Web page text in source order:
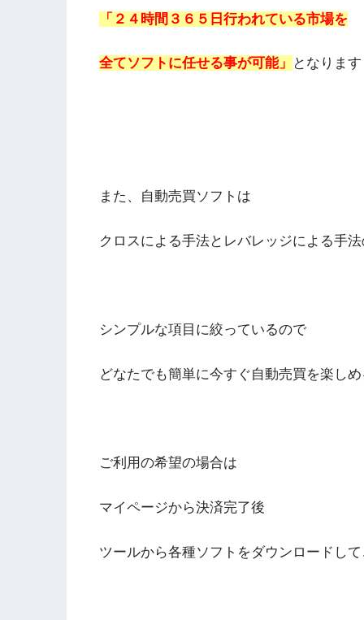
「２４時間３６５日行われている市場を
全てソフトに任せる事が可能」 となりま
また、自動売買ソフトは
クロスによる手法とレバレッジによる手
シンプルな項目に絞っているので
どなたでも簡単に今すぐ自動売買を楽し
ご利用の希望の場合は
マイページから決済完了後
ツールから各種ソフトをダウンロードし